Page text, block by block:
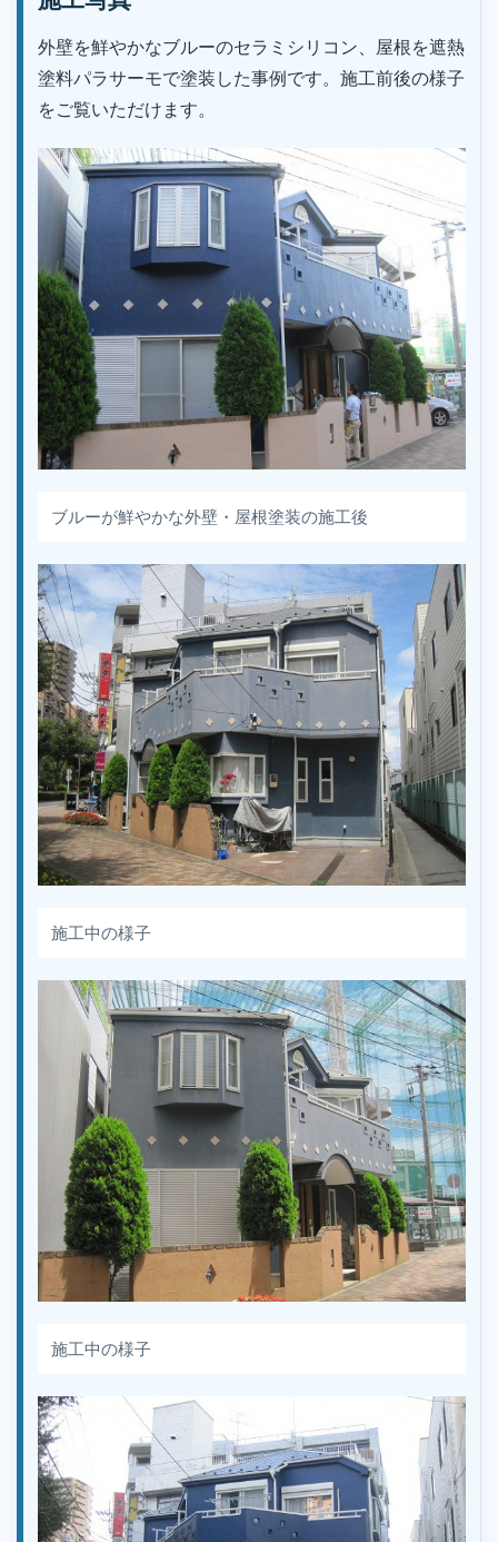
外壁を鮮やかなブルーのセラミシリコン、屋根を遮熱
塗料パラサーモで塗装した事例です。施工前後の様子
をご覧いただけます。
ブルーが鮮やかな外壁・屋根塗装の施工後
施工中の様子
施工中の様子
株式会社丸巧